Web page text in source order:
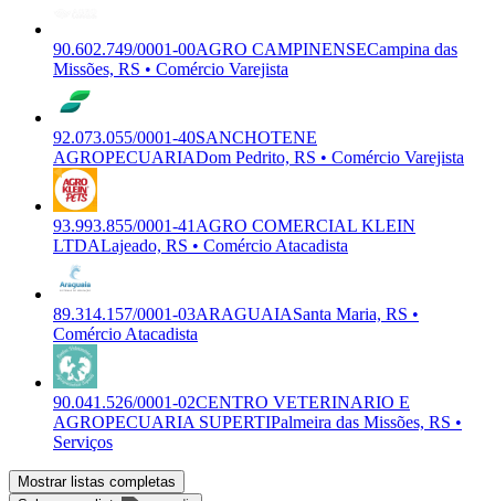
90.602.749/0001-00AGRO CAMPINENSECampina das
Missões, RS • Comércio Varejista
92.073.055/0001-40SANCHOTENE
AGROPECUARIADom Pedrito, RS • Comércio Varejista
93.993.855/0001-41 AGRO COMERCIAL KLEIN
LTDALajeado, RS • Comércio Atacadista
89.314.157/0001-03ARAGUAIASanta Maria, RS •
Comércio Atacadista
90.041.526/0001-02CENTRO VETERINARIO E
AGROPECUARIA SUPERTIPalmeira das Missões, RS •
Serviços
Mostrar listas completas